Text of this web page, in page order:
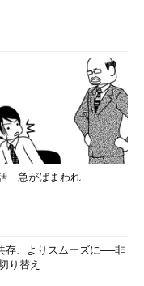
急がばまわれ
存、よりスムーズに──非
り替え